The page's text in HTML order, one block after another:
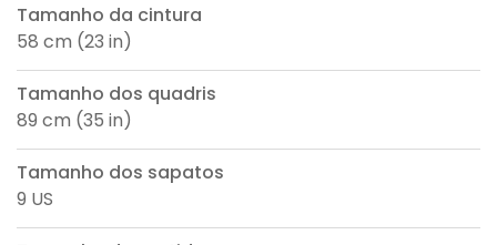
Tamanho da cintura
58 cm (23 in)
Tamanho dos quadris
89 cm (35 in)
Tamanho dos sapatos
9 US